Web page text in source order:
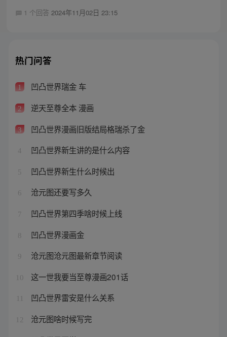
1 个回答 2024年11月02日 23:15
热门问答
1 凹凸世界瑞金 车
2 逆天至尊全本 漫画
3 凹凸世界漫画旧版结局格瑞杀了金
4 凹凸世界新生讲的是什么内容
5 凹凸世界新生什么时候出
6 沧元图还要写多久
7 凹凸世界第四季啥时候上线
8 凹凸世界漫画金
9 沧元图沧元图最新章节阅读
10 这一世我要当至尊漫画201话
凹凸世界雷安是什么关系
12 沧元图啥时候写完